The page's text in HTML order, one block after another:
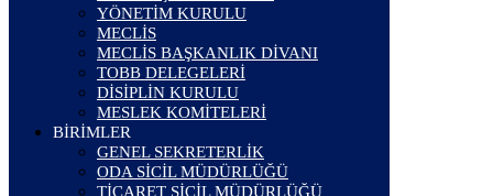
YÖNETİM KURULU
MECLİS
MECLİS BAŞKANLIK DİVANI
TOBB DELEGELERİ
DİSİPLİN KURULU
MESLEK KOMİTELERİ
BİRİMLER
GENEL SEKRETERLİK
ODA SİCİL MÜDÜRLÜĞÜ
TİCARET SİCİL MÜDÜRLÜĞÜ